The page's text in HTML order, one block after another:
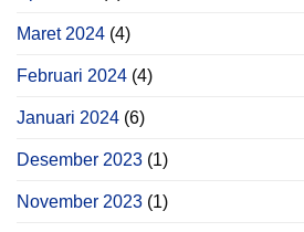
Maret 2024 (4)
Februari 2024 (4)
Januari 2024 (6)
Desember 2023 (1)
November 2023 (1)